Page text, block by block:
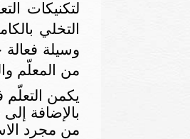
لتكنيكات
التخلي
وسيلة
من المعلّم
يكمن
بالإضافة
من مجرد